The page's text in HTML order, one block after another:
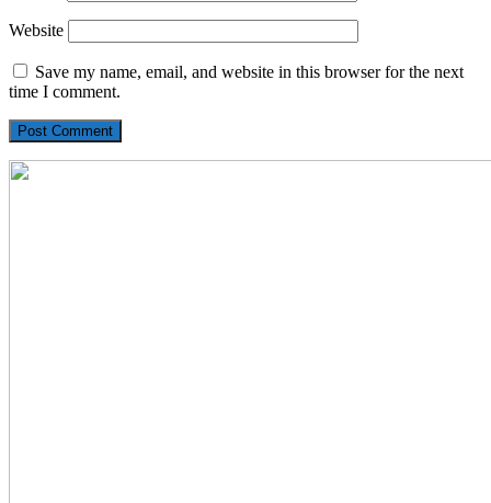
Website
Save my name, email, and website in this browser for the next
time I comment.